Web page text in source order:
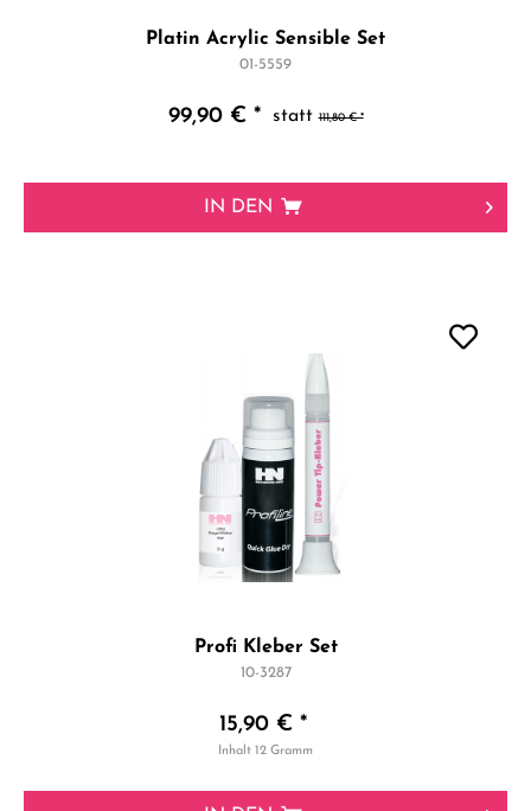
Platin Acrylic Sensible Set
01-5559
99,90 € * 111,80 € *
IN DEN
Profi Kleber Set
10-3287
15,90 € *
Inhalt12 Gramm